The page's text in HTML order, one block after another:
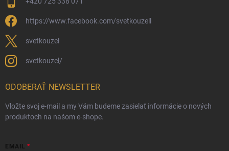
https://www.facebook.com/svetkouzell
svetkouzel
svetkouzel/
ODOBERAŤ NEWSLETTER
Vložte svoj e-mail a my Vám budeme zasielať informácie o nových
produktoch na našom e-shope.
EMAIL